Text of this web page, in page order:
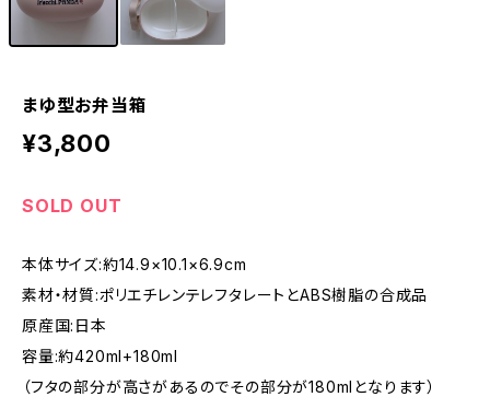
まゆ型お弁当箱
¥3,800
SOLD OUT
本体サイズ:約14.9×10.1×6.9cm
素材・材質:ポリエチレンテレフタレートとABS樹脂の合成品
原産国:日本
容量:約420ml+180ml
（フタの部分が高さがあるのでその部分が180mlとなります）